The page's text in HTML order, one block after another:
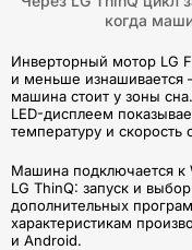
когда
Инверторный мотор LG
и меньше изнашивается
машина стоит у зоны
LED-дисплеем
температуру и скорость
Машина подключается к
LG ThinQ: запуск и
дополнительных
характеристикам
и Android.